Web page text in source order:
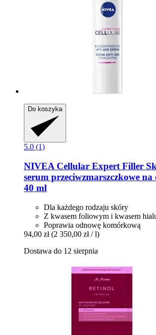
Do koszyka
5.0 (1)
NIVEA Cellular Expert Filler
serum przeciwzmarszczkowe na
40 ml
Dla każdego rodzaju skóry
Z kwasem foliowym i kwasem
Poprawia odnowę komórkową
94,00 zł (2 350,00 zł / l)
Dostawa do 12 sierpnia